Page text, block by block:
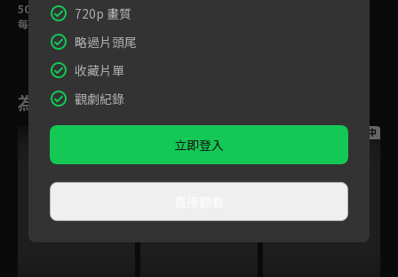
50集全英語短篇繪本！
每天聽故事，英語輕鬆
為您推薦
跟播中
720p 畫質
略過片頭尾
收藏片單
觀劇紀錄
立即登入